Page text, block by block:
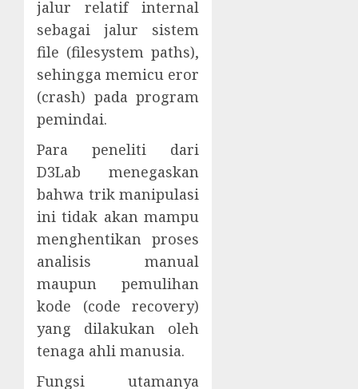
jalur relatif internal
sebagai jalur sistem
file (filesystem paths),
sehingga memicu eror
(crash) pada program
pemindai.
Para peneliti dari
D3Lab menegaskan
bahwa trik manipulasi
ini tidak akan mampu
menghentikan proses
analisis manual
maupun pemulihan
kode (code recovery)
yang dilakukan oleh
tenaga ahli manusia.
Fungsi utamanya